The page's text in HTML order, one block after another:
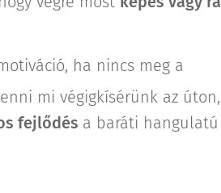
ha nincs meg a
mi végigkísérünk az úton,
fejlődés a baráti hangulatú